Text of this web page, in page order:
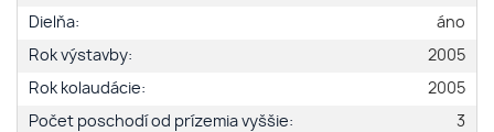
Dielňa:
áno
Rok výstavby:
2005
Rok kolaudácie:
2005
Počet poschodí od prízemia vyššie:
3